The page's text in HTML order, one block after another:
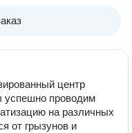
центр
успешно проводим
на различных
от грызунов и